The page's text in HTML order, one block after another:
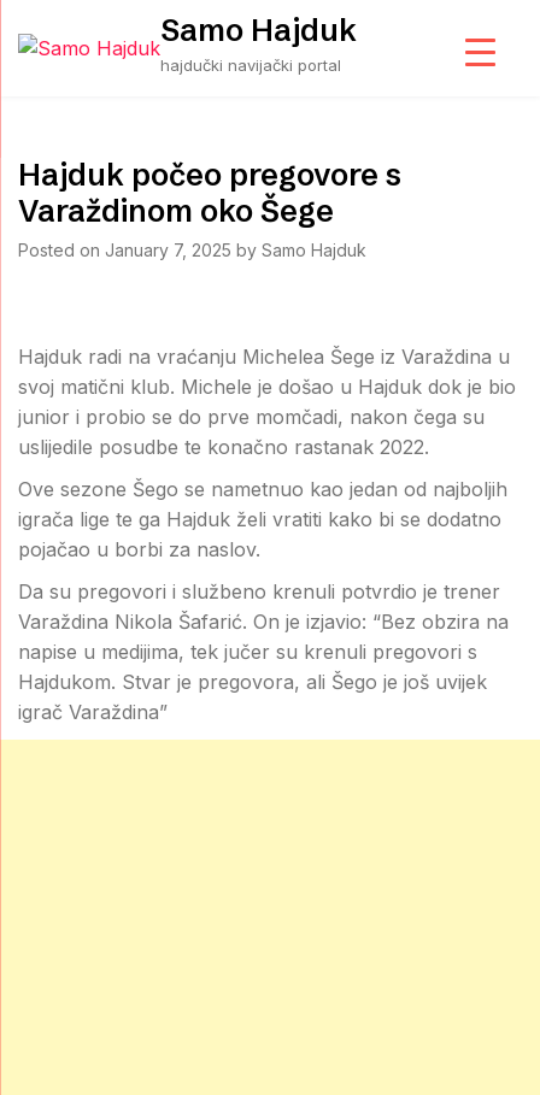
Samo Hajduk
hajdučki navijački portal
Hajduk počeo pregovore s
Varaždinom oko Šege
Posted on January 7, 2025 by Samo Hajduk
Hajduk radi na vraćanju Michelea Šege iz Varaždina u
svoj matični klub. Michele je došao u Hajduk dok je bio
junior i probio se do prve momčadi, nakon čega su
uslijedile posudbe te konačno rastanak 2022.
Ove sezone Šego se nametnuo kao jedan od najboljih
igrača lige te ga Hajduk želi vratiti kako bi se dodatno
pojačao u borbi za naslov.
Da su pregovori i službeno krenuli potvrdio je trener
Varaždina Nikola Šafarić. On je izjavio: “Bez obzira na
napise u medijima, tek jučer su krenuli pregovori s
Hajdukom. Stvar je pregovora, ali Šego je još uvijek
igrač Varaždina”